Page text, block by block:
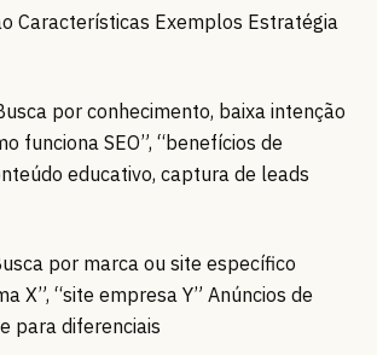
Características Exemplos Estratégia
por conhecimento, baixa intenção
funciona SEO”, “benefícios de
educativo, captura de leads
por marca ou site específico
X”, “site empresa Y” Anúncios de
para diferenciais